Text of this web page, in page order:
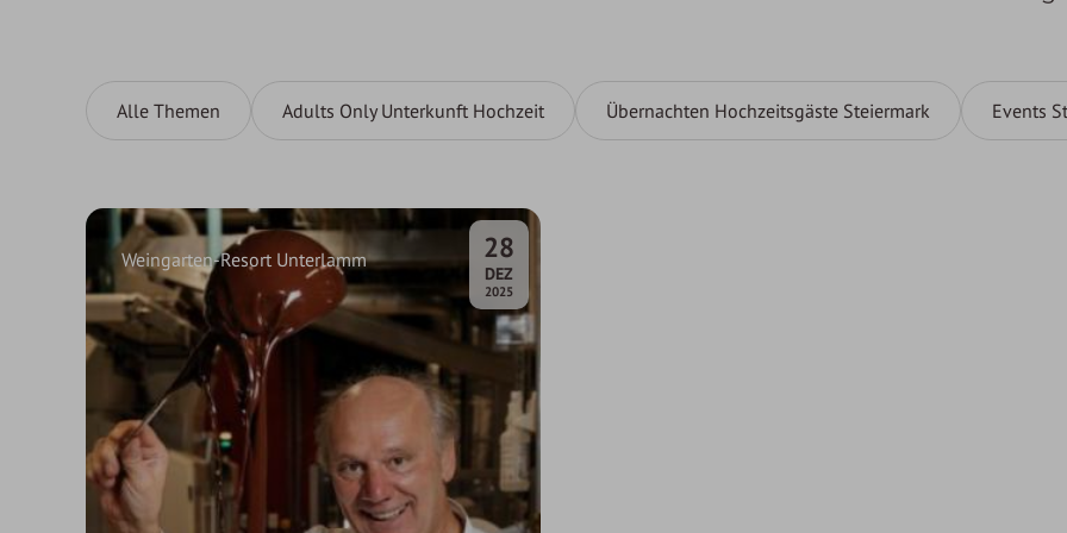
Alle Themen Adults Only Unterkunft Hochzeit Übernachten Hochzeitsgäste Steiermark Events
28
DEZ
2025
Weingarten-Resort Unterlamm